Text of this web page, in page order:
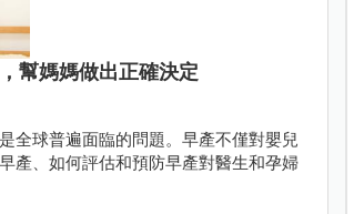
幫媽媽做出正確決定
全球普遍面臨的問題。早產不僅對嬰兒
產、如何評估和預防早產對醫生和孕婦